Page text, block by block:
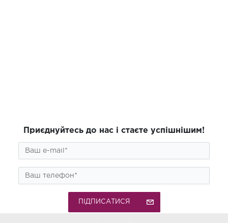
Приєднуйтесь до нас і стаєте успішнішим!
ПІДПИСАТИСЯ